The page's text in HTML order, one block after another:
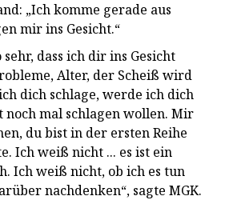
„Ich komme gerade aus
mir ins Gesicht.“
dass ich dir ins Gesicht
Alter, der Scheiß wird
dich schlage, werde ich dich
mal schlagen wollen. Mir
du bist in der ersten Reihe
Ich weiß nicht ... es ist ein
Ich weiß nicht, ob ich es tun
nachdenken“, sagte MGK.